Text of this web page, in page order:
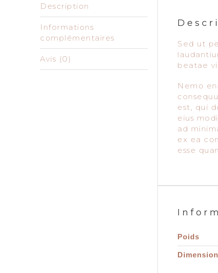
Description
Informations
complémentaires
Avis (0)
Sed ut
beatae
Nemo
est, qui
eius
ad
ex ea
esse
Poids